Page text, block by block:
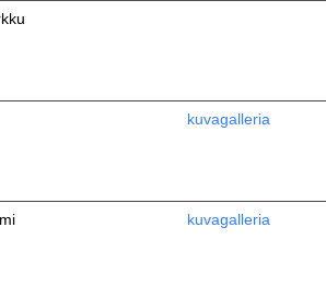
kuvagalleria
kuvagalleria